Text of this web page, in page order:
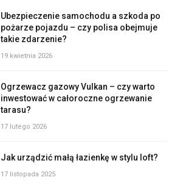
Ubezpieczenie samochodu a szkoda po
pożarze pojazdu – czy polisa obejmuje
takie zdarzenie?
19 kwietnia 2026
Ogrzewacz gazowy Vulkan – czy warto
inwestować w całoroczne ogrzewanie
tarasu?
17 lutego 2026
Jak urządzić małą łazienkę w stylu loft?
17 listopada 2025